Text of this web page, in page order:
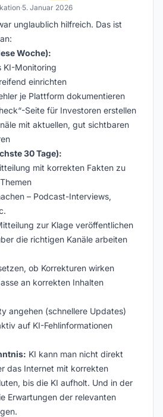
·5. Januar 2026
unglaublich hilfreich. Das ist
Woche):
KI-Monitoring
einrichten
je Plattform dokumentieren
Seite für Investoren erstellen
mit aktuellen, gut sichtbaren
30 Tage):
mit korrekten Fakten zu
– Podcast-Interviews,
zur Klage veröffentlichen
die richtigen Kanäle arbeiten
ob Korrekturen wirken
an korrekten Inhalten
angehen (schnellere Updates)
auf KI-Fehlinformationen
KI kann man nicht direkt
das Internet mit korrekten
bis die KI aufholt. Und in der
Erwartungen der relevanten